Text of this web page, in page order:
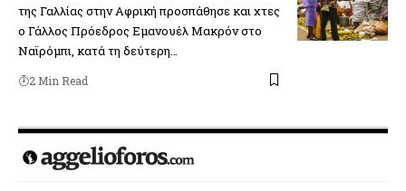
της Γαλλίας στην Αφρική προσπάθησε και χτες
ο Γάλλος Πρόεδρος Εμανουέλ Μακρόν στο
Ναϊρόμπι, κατά τη δεύτερη…
2 Min Read